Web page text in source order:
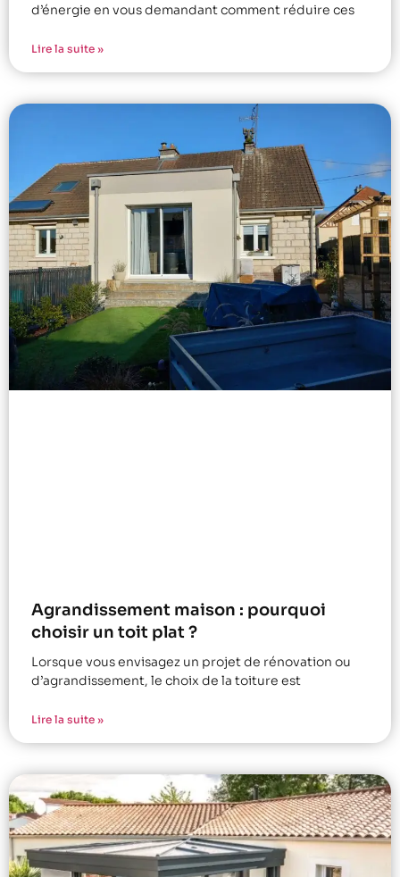
d’énergie en vous demandant comment réduire ces
Lire la suite »
Agrandissement maison : pourquoi
choisir un toit plat ?
Lorsque vous envisagez un projet de rénovation ou
d’agrandissement, le choix de la toiture est
Lire la suite »